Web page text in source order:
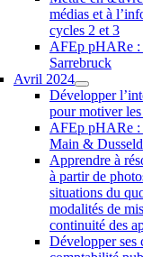
médias et à
cycles 2 et 3
AFEp pHARe :
Sarrebruck
Avril 2024
Développer
pour motiver les
AFEp pHARe :
Main &
Apprendre à
à partir de
situations du
modalités de
continuité des
Développer ses